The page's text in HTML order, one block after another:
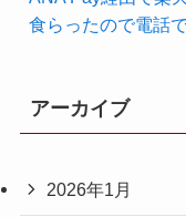
食らったので電話
アーカイブ
2026年1月